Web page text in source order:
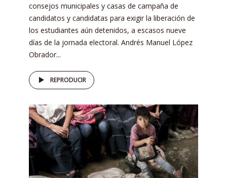
consejos municipales y casas de campaña de
candidatos y candidatas para exigir la liberación de
los estudiantes aún detenidos, a escasos nueve
días de la jornada electoral. Andrés Manuel López
Obrador...
REPRODUCIR